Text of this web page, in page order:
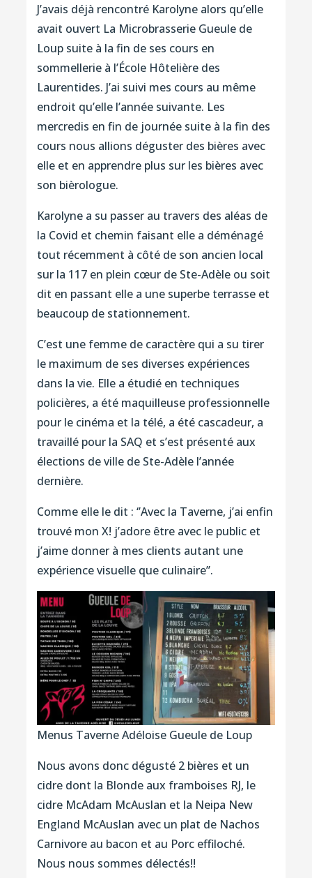
J’avais déjà rencontré Karolyne alors qu’elle
avait ouvert La Microbrasserie Gueule de
Loup suite à la fin de ses cours en
sommellerie à l’École Hôtelière des
Laurentides. J’ai suivi mes cours au même
endroit qu’elle l’année suivante. Les
mercredis en fin de journée suite à la fin des
cours nous allions déguster des bières avec
elle et en apprendre plus sur les bières avec
son bièrologue.
Karolyne a su passer au travers des aléas de
la Covid et chemin faisant elle a déménagé
tout récemment à côté de son ancien local
sur la 117 en plein cœur de Ste-Adèle ou soit
dit en passant elle a une superbe terrasse et
beaucoup de stationnement.
C’est une femme de caractère qui a su tirer
le maximum de ses diverses expériences
dans la vie. Elle a étudié en techniques
policières, a été maquilleuse professionnelle
pour le cinéma et la télé, a été cascadeur, a
travaillé pour la SAQ et s’est présenté aux
élections de ville de Ste-Adèle l’année
dernière.
Comme elle le dit : ‘’Avec la Taverne, j’ai enfin
trouvé mon X! j’adore être avec le public et
j’aime donner à mes clients autant une
expérience visuelle que culinaire’’.
Menus Taverne Adéloise Gueule de Loup
Nous avons donc dégusté 2 bières et un
cidre dont la Blonde aux framboises RJ, le
cidre McAdam McAuslan et la Neipa New
England McAuslan avec un plat de Nachos
Carnivore au bacon et au Porc effiloché.
Nous nous sommes délectés!!